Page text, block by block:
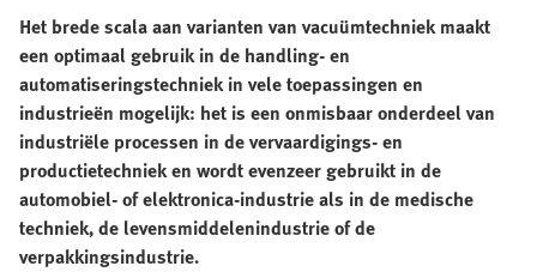
Het brede scala aan varianten van vacuümtechniek maakt
een optimaal gebruik in de handling- en
automatiseringstechniek in vele toepassingen en
industrieën mogelijk: het is een onmisbaar onderdeel van
industriële processen in de vervaardigings- en
productietechniek en wordt evenzeer gebruikt in de
automobiel- of elektronica-industrie als in de medische
techniek, de levensmiddelenindustrie of de
verpakkingsindustrie.